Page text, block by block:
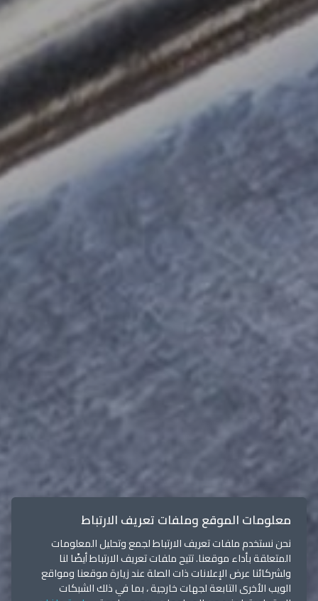
معلومات الموقع وملفات تعريف الارتباط
نحن نستخدم ملفات تعريف الارتباط لجمع وتحليل المعلومات
المتعلقة بأداء موقعنا. تتيح ملفات تعريف الارتباط أيضًا لنا
ولشركائنا عرض الإعلانات ذات الصلة عند زيارة موقعنا ومواقع
الويب الأخرى التابعة لجهات خارجية ، بما في ذلك الشبكات